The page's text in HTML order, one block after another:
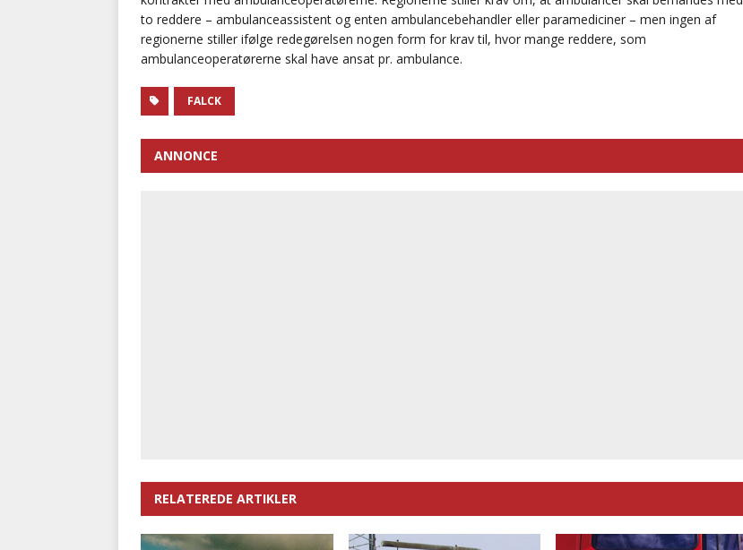
to reddere – ambulanceassistent og enten ambulancebehandler eller paramediciner – men ingen af
regionerne stiller ifølge redegørelsen nogen form for krav til, hvor mange reddere, som
ambulanceoperatørerne skal have ansat pr. ambulance.
FALCK
ANNONCE
RELATEREDE ARTIKLER